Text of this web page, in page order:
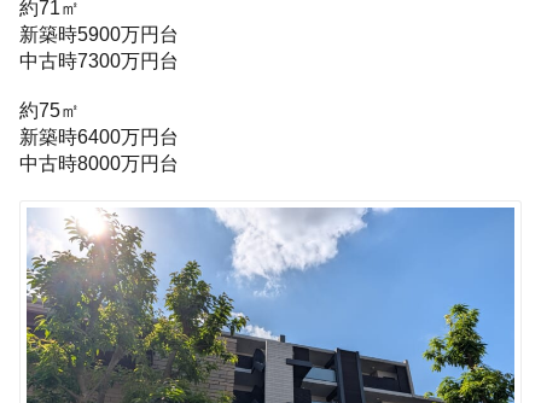
約71㎡
新築時5900万円台
中古時7300万円台
約75㎡
新築時6400万円台
中古時8000万円台